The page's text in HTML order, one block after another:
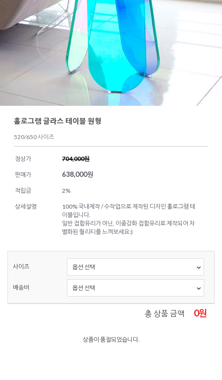
홀로그램 글라스 테이블 원형
520/650 사이즈
정상가 704,000원
판매가 638,000원
적립금 2%
상세설명
100% 국내제작 / 수작업으로 제작된 디자인 홀로그램 테
이블입니다.
일반 접합유리가 아닌, 이중강화 접합유리로 제작되어 차
별화된 퀄리티를 느껴보세요:)
사이즈
배송비
총 상품 금액 0원
상품이 품절되었습니다.